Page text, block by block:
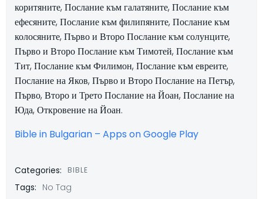
коритяните, Послание към галатяните, Послание към
ефесяните, Послание към филипяните, Послание към
колосяните, Първо и Второ Послание към солунците,
Първо и Второ Послание към Тимотей, Послание към
Тит, Послание към Филимон, Послание към евреите,
Послание на Яков, Първо и Второ Послание на Петър,
Първо, Второ и Трето Послание на Йоан, Послание на
Юда, Откровение на Йоан.
Bible in Bulgarian – Apps on Google Play
Categories: BIBLE
Tags: No Tag